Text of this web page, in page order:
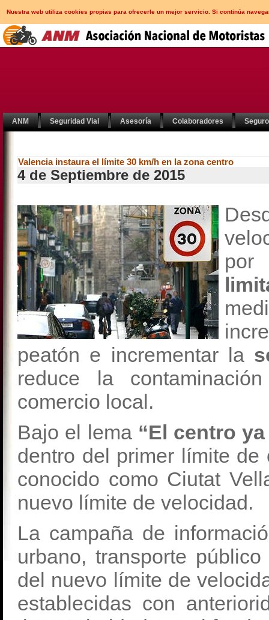
Nuestra web utiliza cookies propias para ofrecerle un mejor servicio. Si continúa
ANM Seguridad Vial Asesoría Colaboradores
Valencia instaura el límite 30 km/h en la zona centro
4 de Septiembre de 2015
peatón e incrementar la
reduce la
comercio local.
Bajo el lema “El centro
dentro del primer límite
conocido como Ciutat
nuevo límite de velocidad.
La campaña de
urbano, transporte
del nuevo límite de
establecidas con